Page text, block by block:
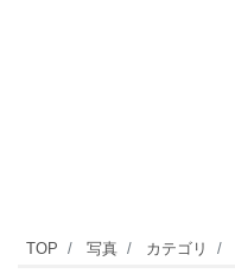
TOP 写真 カテゴリ